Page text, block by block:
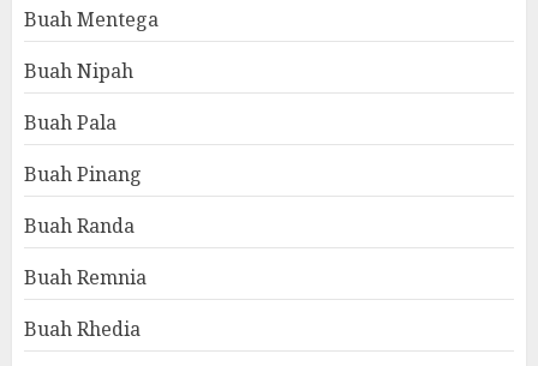
Buah Mentega
Buah Nipah
Buah Pala
Buah Pinang
Buah Randa
Buah Remnia
Buah Rhedia